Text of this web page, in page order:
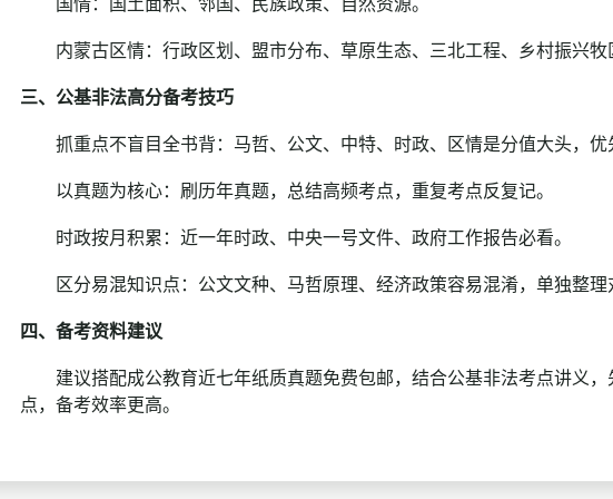
内蒙古区情：行政区划、盟市分布、草原生态、三北工程、乡村振兴牧
三、公基非法高分备考技巧
抓重点不盲目全书背：马哲、公文、中特、时政、区情是分值大头，优
以真题为核心：刷历年真题，总结高频考点，重复考点反复记。
时政按月积累：近一年时政、中央一号文件、政府工作报告必看。
区分易混知识点：公文文种、马哲原理、经济政策容易混淆，单独整理
四、备考资料建议
建议搭配成公教育近七年纸质真题免费包邮，结合公基非法考点讲义，
点，备考效率更高。